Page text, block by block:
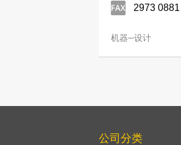
2973 0881
机器─设计
公司分类